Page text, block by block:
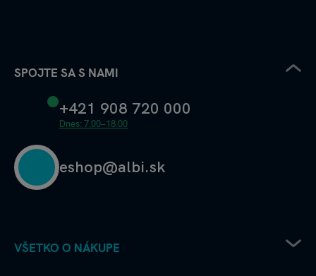
SPOJTE SA S NAMI
+421 908 720 000
Dnes: 7.00–18.00
eshop@albi.sk
VŠETKO O NÁKUPE